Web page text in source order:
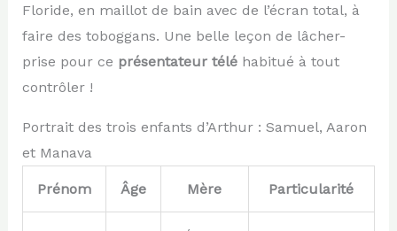
Floride, en maillot de bain avec de l’écran total, à
faire des toboggans. Une belle leçon de lâcher-
prise pour ce présentateur téléhabitué à tout
contrôler !
Portrait des trois enfants d’Arthur : Samuel, Aaron
et Manava
Prénom Âge Mère Particularité